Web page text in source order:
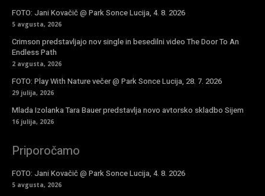
FOTO: Jani Kovačič @ Park Sonce Lucija, 4. 8. 2026
5 avgusta, 2026
Crimson predstavljajo nov single in besedilni video The Door To An
Endless Path
2 avgusta, 2026
FOTO: Play With Nature večer @ Park Sonce Lucija, 28. 7. 2026
29 julija, 2026
Mlada Izolanka Tara Bauer predstavlja novo avtorsko skladbo Sijem
16 julija, 2026
Priporočamo
FOTO: Jani Kovačič @ Park Sonce Lucija, 4. 8. 2026
5 avgusta, 2026